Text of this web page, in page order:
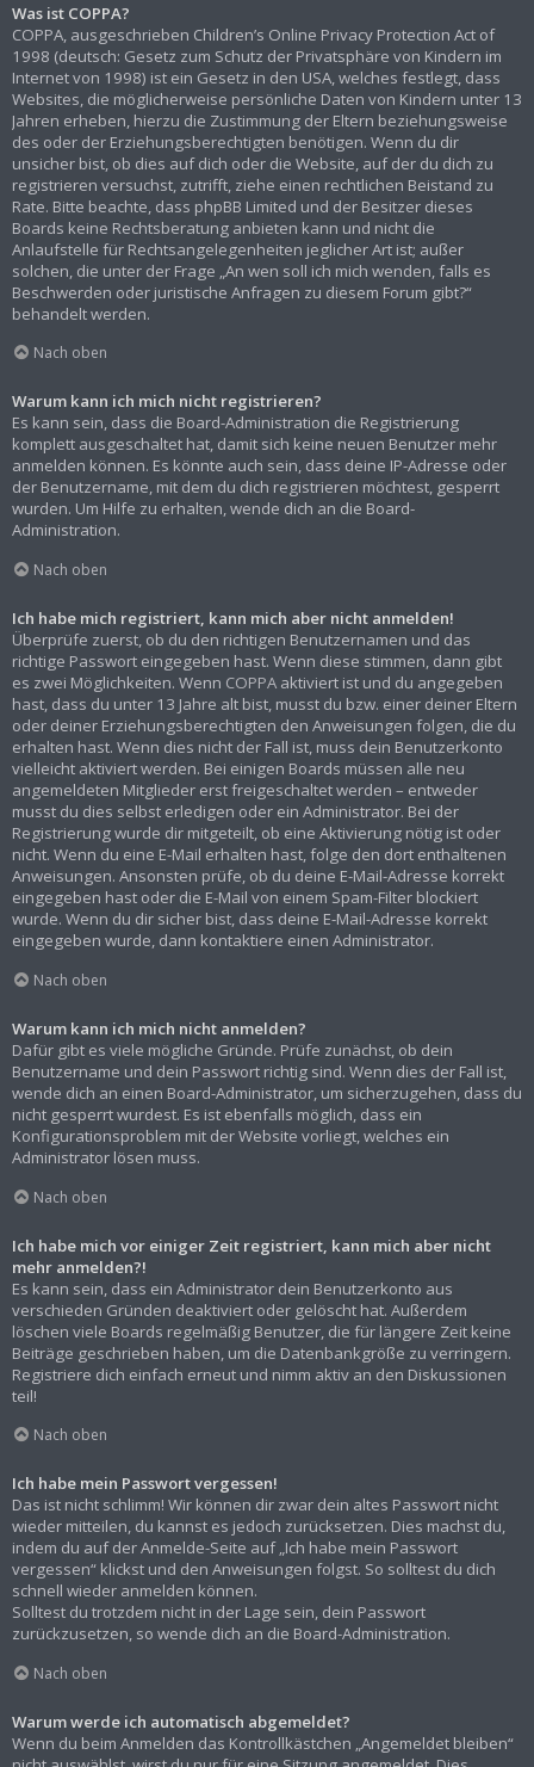
Was ist COPPA?
COPPA, ausgeschrieben Children’s Online Privacy Protection Act of
1998 (deutsch: Gesetz zum Schutz der Privatsphäre von Kindern im
Internet von 1998) ist ein Gesetz in den USA, welches festlegt, dass
Websites, die möglicherweise persönliche Daten von Kindern unter 13
Jahren erheben, hierzu die Zustimmung der Eltern beziehungsweise
des oder der Erziehungsberechtigten benötigen. Wenn du dir
unsicher bist, ob dies auf dich oder die Website, auf der du dich zu
registrieren versuchst, zutrifft, ziehe einen rechtlichen Beistand zu
Rate. Bitte beachte, dass phpBB Limited und der Besitzer dieses
Boards keine Rechtsberatung anbieten kann und nicht die
Anlaufstelle für Rechtsangelegenheiten jeglicher Art ist; außer
solchen, die unter der Frage „An wen soll ich mich wenden, falls es
Beschwerden oder juristische Anfragen zu diesem Forum gibt?“
behandelt werden.
Nach oben
Warum kann ich mich nicht registrieren?
Es kann sein, dass die Board-Administration die Registrierung
komplett ausgeschaltet hat, damit sich keine neuen Benutzer mehr
anmelden können. Es könnte auch sein, dass deine IP-Adresse oder
der Benutzername, mit dem du dich registrieren möchtest, gesperrt
wurden. Um Hilfe zu erhalten, wende dich an die Board-
Administration.
Nach oben
Ich habe mich registriert, kann mich aber nicht anmelden!
Überprüfe zuerst, ob du den richtigen Benutzernamen und das
richtige Passwort eingegeben hast. Wenn diese stimmen, dann gibt
es zwei Möglichkeiten. Wenn COPPA aktiviert ist und du angegeben
hast, dass du unter 13 Jahre alt bist, musst du bzw. einer deiner Eltern
oder deiner Erziehungsberechtigten den Anweisungen folgen, die du
erhalten hast. Wenn dies nicht der Fall ist, muss dein Benutzerkonto
vielleicht aktiviert werden. Bei einigen Boards müssen alle neu
angemeldeten Mitglieder erst freigeschaltet werden – entweder
musst du dies selbst erledigen oder ein Administrator. Bei der
Registrierung wurde dir mitgeteilt, ob eine Aktivierung nötig ist oder
nicht. Wenn du eine E-Mail erhalten hast, folge den dort enthaltenen
Anweisungen. Ansonsten prüfe, ob du deine E-Mail-Adresse korrekt
eingegeben hast oder die E-Mail von einem Spam-Filter blockiert
wurde. Wenn du dir sicher bist, dass deine E-Mail-Adresse korrekt
eingegeben wurde, dann kontaktiere einen Administrator.
Nach oben
Warum kann ich mich nicht anmelden?
Dafür gibt es viele mögliche Gründe. Prüfe zunächst, ob dein
Benutzername und dein Passwort richtig sind. Wenn dies der Fall ist,
wende dich an einen Board-Administrator, um sicherzugehen, dass du
nicht gesperrt wurdest. Es ist ebenfalls möglich, dass ein
Konfigurationsproblem mit der Website vorliegt, welches ein
Administrator lösen muss.
Nach oben
Ich habe mich vor einiger Zeit registriert, kann mich aber nicht
mehr anmelden?!
Es kann sein, dass ein Administrator dein Benutzerkonto aus
verschieden Gründen deaktiviert oder gelöscht hat. Außerdem
löschen viele Boards regelmäßig Benutzer, die für längere Zeit keine
Beiträge geschrieben haben, um die Datenbankgröße zu verringern.
Registriere dich einfach erneut und nimm aktiv an den Diskussionen
teil!
Nach oben
Ich habe mein Passwort vergessen!
Das ist nicht schlimm! Wir können dir zwar dein altes Passwort nicht
wieder mitteilen, du kannst es jedoch zurücksetzen. Dies machst du,
indem du auf der Anmelde-Seite auf „Ich habe mein Passwort
vergessen“ klickst und den Anweisungen folgst. So solltest du dich
schnell wieder anmelden können.
Solltest du trotzdem nicht in der Lage sein, dein Passwort
zurückzusetzen, so wende dich an die Board-Administration.
Nach oben
Warum werde ich automatisch abgemeldet?
Wenn du beim Anmelden das Kontrollkästchen „Angemeldet bleiben“